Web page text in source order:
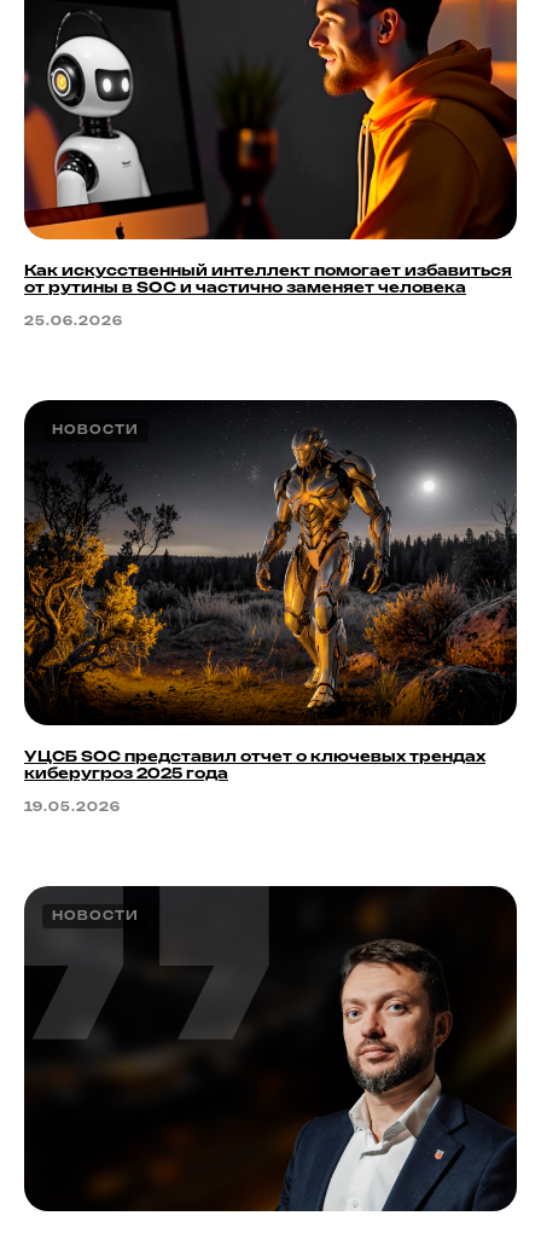
Как искусственный интеллект помогает избавиться
от рутины в SOC и частично заменяет человека
25.06.2026
НОВОСТИ
УЦСБ SOC представил отчет о ключевых трендах
киберугроз 2025 года
19.05.2026
НОВОСТИ